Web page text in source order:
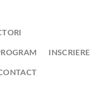
INSCRIERE